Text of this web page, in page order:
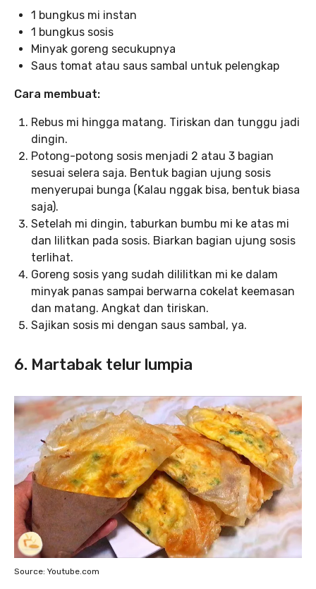
1 bungkus mi instan
1 bungkus sosis
Minyak goreng secukupnya
Saus tomat atau saus sambal untuk pelengkap
Cara membuat:
Rebus mi hingga matang. Tiriskan dan tunggu jadi
dingin.
Potong-potong sosis menjadi 2 atau 3 bagian
sesuai selera saja. Bentuk bagian ujung sosis
menyerupai bunga (Kalau nggak bisa, bentuk biasa
saja).
Setelah mi dingin, taburkan bumbu mi ke atas mi
dan lilitkan pada sosis. Biarkan bagian ujung sosis
terlihat.
Goreng sosis yang sudah dililitkan mi ke dalam
minyak panas sampai berwarna cokelat keemasan
dan matang. Angkat dan tiriskan.
Sajikan sosis mi dengan saus sambal, ya.
6. Martabak telur lumpia
Source: Youtube.com